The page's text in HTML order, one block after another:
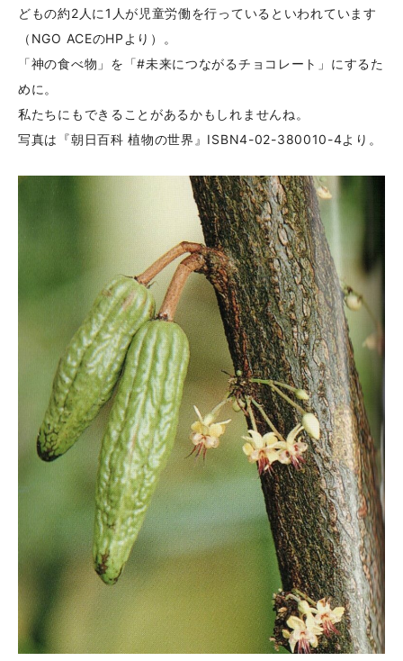
どもの約2人に1人が児童労働を行っているといわれています
（NGO ACEのHPより）。
「神の食べ物」を「#未来につながるチョコレート」にするた
めに。
私たちにもできることがあるかもしれませんね。
写真は『朝日百科 植物の世界』ISBN4-02-380010-4より。